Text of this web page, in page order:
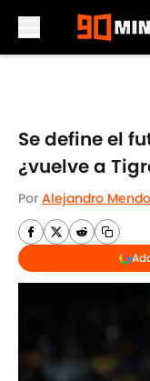
Se define el
¿vuelve a
Por Alejandro